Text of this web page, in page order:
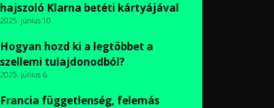
hajszoló Klarna betéti kártyájával
2025. június 10.
Hogyan hozd ki a legtöbbet a
szellemi tulajdonodból?
2025. június 6.
Francia függetlenség, felemás